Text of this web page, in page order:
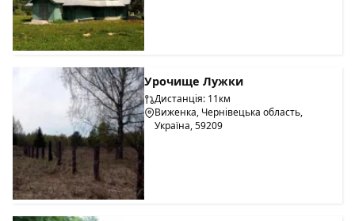
Урочище Лужки
Дистанція: 11км
Виженка, Чернівецька область,
Україна, 59209